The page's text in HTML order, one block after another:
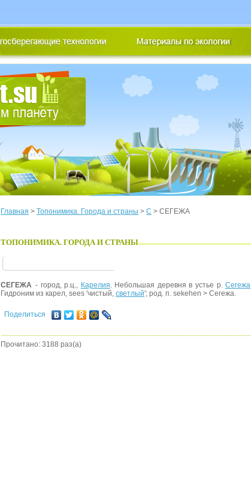
Главная > Топонимика. Города и страны > С > СЕГЕЖА
ТОПОНИМИКА. ГОРОДА И СТРАНЫ
СЕГЕЖА - город, р.ц., Карелия. Небольшая деревня в устье р.Сегежа
Гидроним из карел, sees 'чистый, светлый'; род. п. sekehen > Сегежа.
Поделиться
Прочитано: 3188 раз(а)